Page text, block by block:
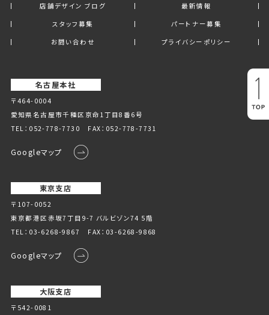
店舗デザイン ブログ
最新情報
スタッフ募集
パートナー募集
お問い合わせ
プライバシーポリシー
名古屋本社
〒464-0004
愛知県名古屋市千種区京命1丁⽬8番6号
TEL： 052-778-7730 FAX：052-778-7731
Googleマップ
東京支店
〒107-0052
東京都港区赤坂7丁目9-7 バルビゾン74 5階
TEL： 03-6268-9867 FAX：03-6268-9868
Googleマップ
大阪支店
〒542-0081